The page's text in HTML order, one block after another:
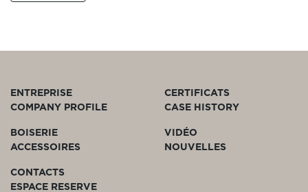
ENTREPRISE
COMPANY PROFILE
CERTIFICATS
CASE HISTORY
BOISERIE
ACCESSOIRES
VIDÉO
NOUVELLES
CONTACTS
ESPACE RESERVE